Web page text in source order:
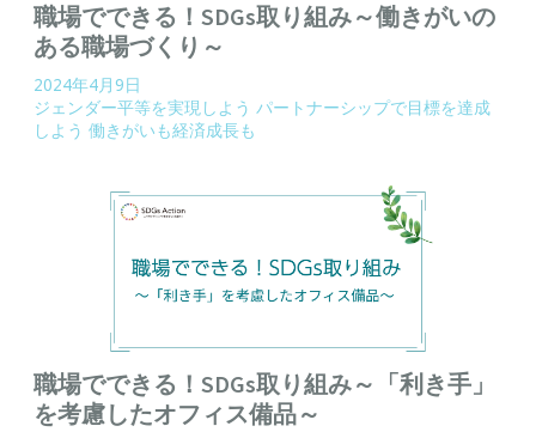
職場でできる！SDGs取り組み～働きがいの
ある職場づくり～
2024年4月9日
ジェンダー平等を実現しよう パートナーシップで目標を達成
しよう 働きがいも経済成長も
職場でできる！SDGs取り組み～「利き手」
を考慮したオフィス備品～